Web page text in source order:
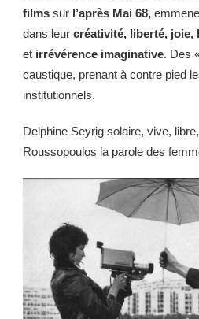
films sur l’après Mai 68,
dans leur créativité, liberté, joie,
et irrévérence imaginative. Des
caustique, prenant à contre pied
institutionnels.
Delphine Seyrig solaire, vive,
Roussopoulos la parole des